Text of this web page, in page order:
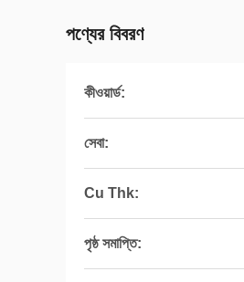
পণ্যের বিবরণ
কীওয়ার্ড:
সেবা:
Cu Thk:
পৃষ্ঠ সমাপ্তি: